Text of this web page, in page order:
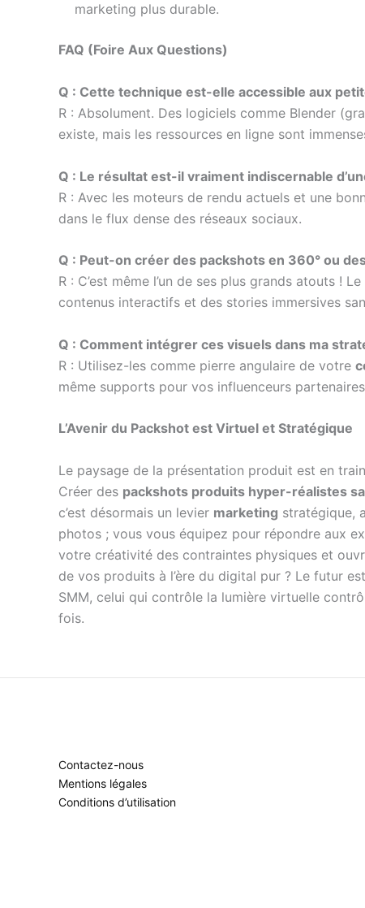
marketing plus durable.
FAQ (Foire Aux Questions)
Q : Cette technique est-elle accessible aux
R : Absolument. Des logiciels comme Blender
existe, mais les ressources en ligne sont
Q : Le résultat est-il vraiment indiscernable
R : Avec les moteurs de rendu actuels et une
dans le flux dense des réseaux sociaux.
Q : Peut-on créer des packshots en 360° ou
R : C’est même l’un de ses plus grands atouts !
contenus interactifs et des stories immersives
Q : Comment intégrer ces visuels dans ma
R : Utilisez-les comme pierre angulaire de votre
même supports pour vos influenceurs
L’Avenir du Packshot est Virtuel et Stratégique
Le paysage de la présentation produit est en
Créer des packshots produits hyper-réalistes
c’est désormais un levier marketing stratégique,
photos ; vous vous équipez pour répondre aux
votre créativité des contraintes physiques et
de vos produits à l’ère du digital pur ? Le futur
SMM, celui qui contrôle la lumière virtuelle
fois.
Contactez-nous
Mentions légales
Conditions d’utilisation